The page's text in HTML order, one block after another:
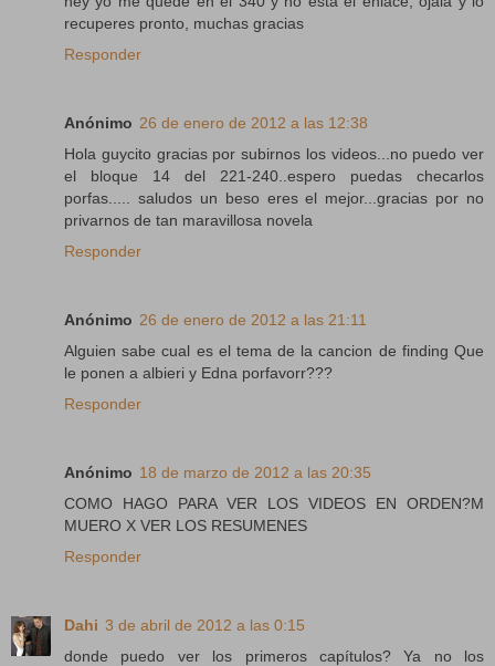
recuperes pronto, muchas gracias
Responder
Anónimo 26 de enero de 2012 a las 12:38
Hola guycito gracias por subirnos los videos...no puedo ver
el bloque 14 del 221-240..espero puedas checarlos
porfas..... saludos un beso eres el mejor...gracias por no
privarnos de tan maravillosa novela
Responder
Anónimo 26 de enero de 2012 a las 21:11
Alguien sabe cual es el tema de la cancion de finding Que
le ponen a albieri y Edna porfavorr???
Responder
Anónimo 18 de marzo de 2012 a las 20:35
COMO HAGO PARA VER LOS VIDEOS EN ORDEN?M
MUERO X VER LOS RESUMENES
Responder
Dahi 3 de abril de 2012 a las 0:15
donde puedo ver los primeros capítulos? Ya no los